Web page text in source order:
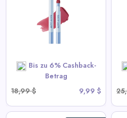
Bis zu 6% Cashback-
Betrag
18,99 $
9,99 $
KÖRPERKONSOLIDERER |
Übertragungsbeständig
View All Sace Lady Deals
SHOP NOW